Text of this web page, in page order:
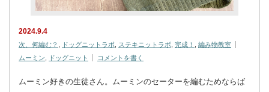
2024.9.4
次、何編む？ ドッグニットラボ ステキニットラボ 完成！
編み物教室
ムーミン
ドッグニット コメントを書く
ムーミン好きの生徒さん。ムーミンのセーターを編むためならば